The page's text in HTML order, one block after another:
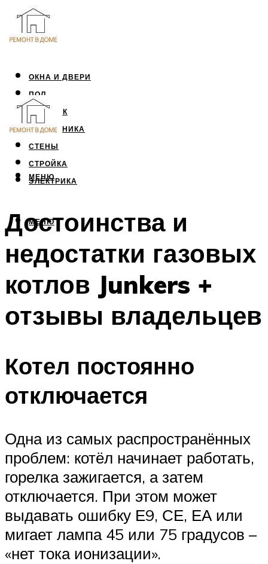
ОКНА И ДВЕРИ
ПОЛ
ПОТОЛОК
САНТЕХНИКА
СТЕНЫ
СТРОЙКА
ЭЛЕКТРИКА
МЕНЮ
МЕНЮ
Достоинства и
недостатки газовых
котлов Junkers +
отзывы владельцев
Котел постоянно
отключается
Одна из самых распространённых
проблем: котёл начинает работать,
горелка зажигается, а затем
отключается. При этом может
выдавать ошибку Е9, СЕ, ЕА или
мигает лампа 45 или 75 градусов –
«нет тока ионизации».